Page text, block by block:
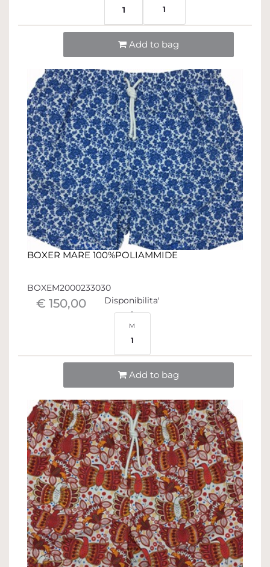
1 1
Add to bag
BOXER MARE 100%POLIAMMIDE
BOXEM2000233030
€ 150,00 Disponibilita'
M
1
Add to bag